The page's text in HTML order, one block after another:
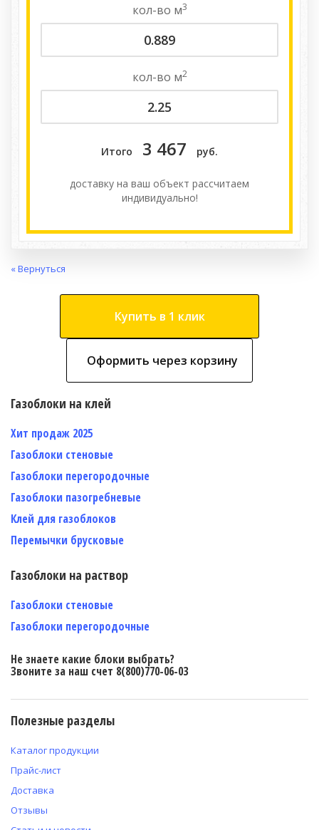
кол-во м3
кол-во м2
Итого 3 467 руб.
доставку на ваш объект расcчитаем
индивидуально!
« Вернуться
Купить в 1 клик
Оформить через корзину
Газоблоки на клей
Хит продаж 2025
Газоблоки стеновые
Газоблоки перегородочные
Газоблоки пазогребневые
Клей для газоблоков
Перемычки брусковые
Газоблоки на раствор
Газоблоки стеновые
Газоблоки перегородочные
Не знаете какие блоки выбрать?
Звоните за наш счет 8(800)770-06-03
Полезные разделы
Каталог продукции
Прайс-лист
Доставка
Отзывы